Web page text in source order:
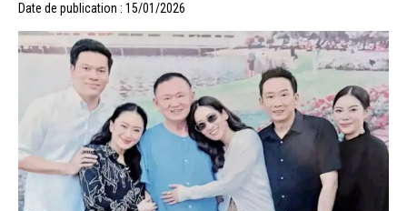
Date de publication : 15/01/2026